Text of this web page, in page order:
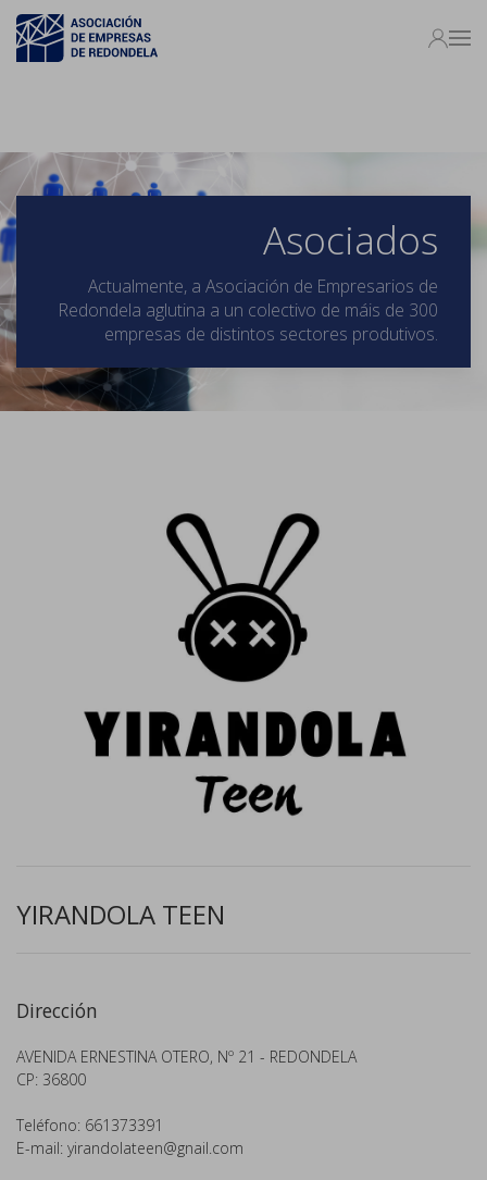
Asociados
Actualmente, a Asociación de Empresarios de
Redondela aglutina a un colectivo de máis de 300
empresas de distintos sectores produtivos.
YIRANDOLA TEEN
Dirección
AVENIDA ERNESTINA OTERO, Nº 21 - REDONDELA
CP: 36800
Teléfono: 661373391
E-mail: yirandolateen@gnail.com